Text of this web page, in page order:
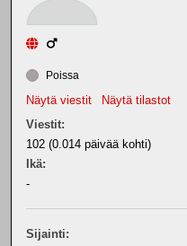
Poissa
Näytä viestit
Näytä tilastot
Viestit:
102 (0.014 päivää kohti)
Ikä:
-
Sijainti: